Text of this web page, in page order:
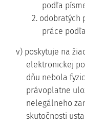
podľa
2. odobratých
práce
v) poskytuje na
elektronickej
dňu nebola
právoplatne
nelegálneho
skutočnosti